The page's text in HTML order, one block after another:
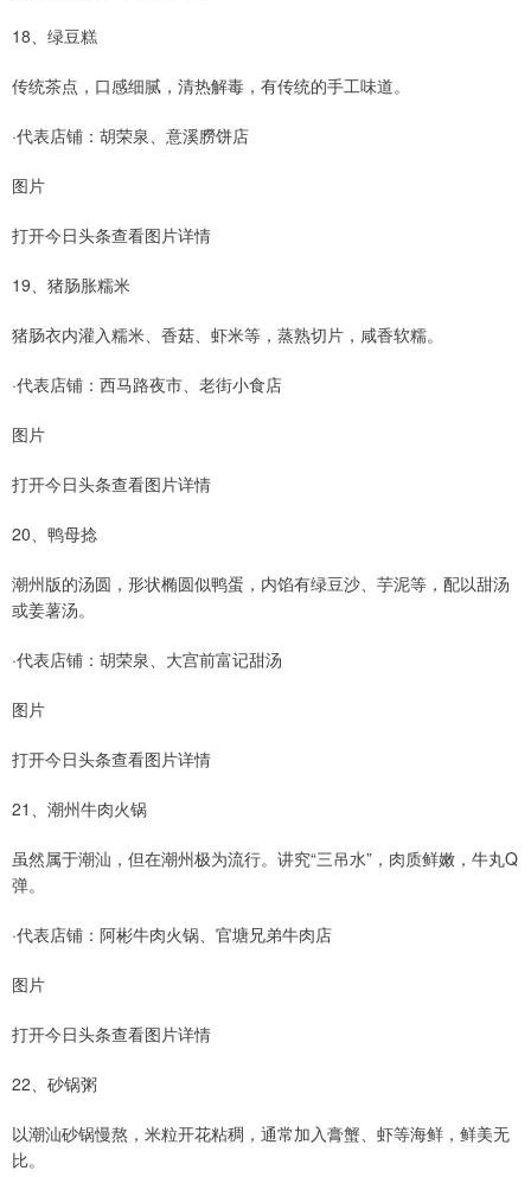
18、绿豆糕
传统茶点，口感细腻，清热解毒，有传统的手工味道。
·代表店铺：胡荣泉、意溪朥饼店
图片
打开今日头条查看图片详情
19、猪肠胀糯米
猪肠衣内灌入糯米、香菇、虾米等，蒸熟切片，咸香软糯。
·代表店铺：西马路夜市、老街小食店
图片
打开今日头条查看图片详情
20、鸭母捻
潮州版的汤圆，形状椭圆似鸭蛋，内馅有绿豆沙、芋泥等，配以甜汤
或姜薯汤。
·代表店铺：胡荣泉、大宫前富记甜汤
图片
打开今日头条查看图片详情
21、潮州牛肉火锅
虽然属于潮汕，但在潮州极为流行。讲究“三吊水”，肉质鲜嫩，牛丸Q
弹。
·代表店铺：阿彬牛肉火锅、官塘兄弟牛肉店
图片
打开今日头条查看图片详情
22、砂锅粥
以潮汕砂锅慢熬，米粒开花粘稠，通常加入膏蟹、虾等海鲜，鲜美无
比。